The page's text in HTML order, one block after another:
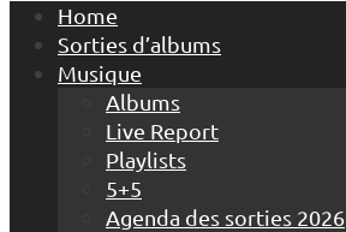
Home
Sorties d’albums
Musique
Albums
Live Report
Playlists
5+5
Agenda des sorties 2026